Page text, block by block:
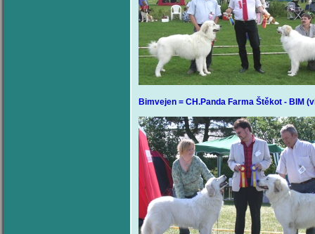
Bimvejen = CH.Panda Farma Štěkot - BIM